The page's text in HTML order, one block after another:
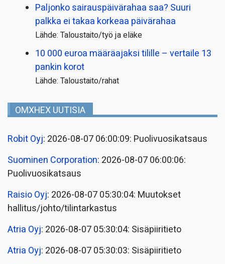
Paljonko sairauspäivä­rahaa saa? Suuri
palkka ei takaa korkeaa päivärahaa
Lähde: Taloustaito/työ ja eläke
10 000 euroa määräajaksi tilille – vertaile 13
pankin korot
Lähde: Taloustaito/rahat
OMXHEX UUTISIA
Robit Oyj: 2026-08-07 06:00:09: Puolivuosikatsaus
Suominen Corporation: 2026-08-07 06:00:06:
Puolivuosikatsaus
Raisio Oyj: 2026-08-07 05:30:04: Muutokset
hallitus/johto/tilintarkastus
Atria Oyj: 2026-08-07 05:30:04: Sisäpiiritieto
Atria Oyj: 2026-08-07 05:30:03: Sisäpiiritieto